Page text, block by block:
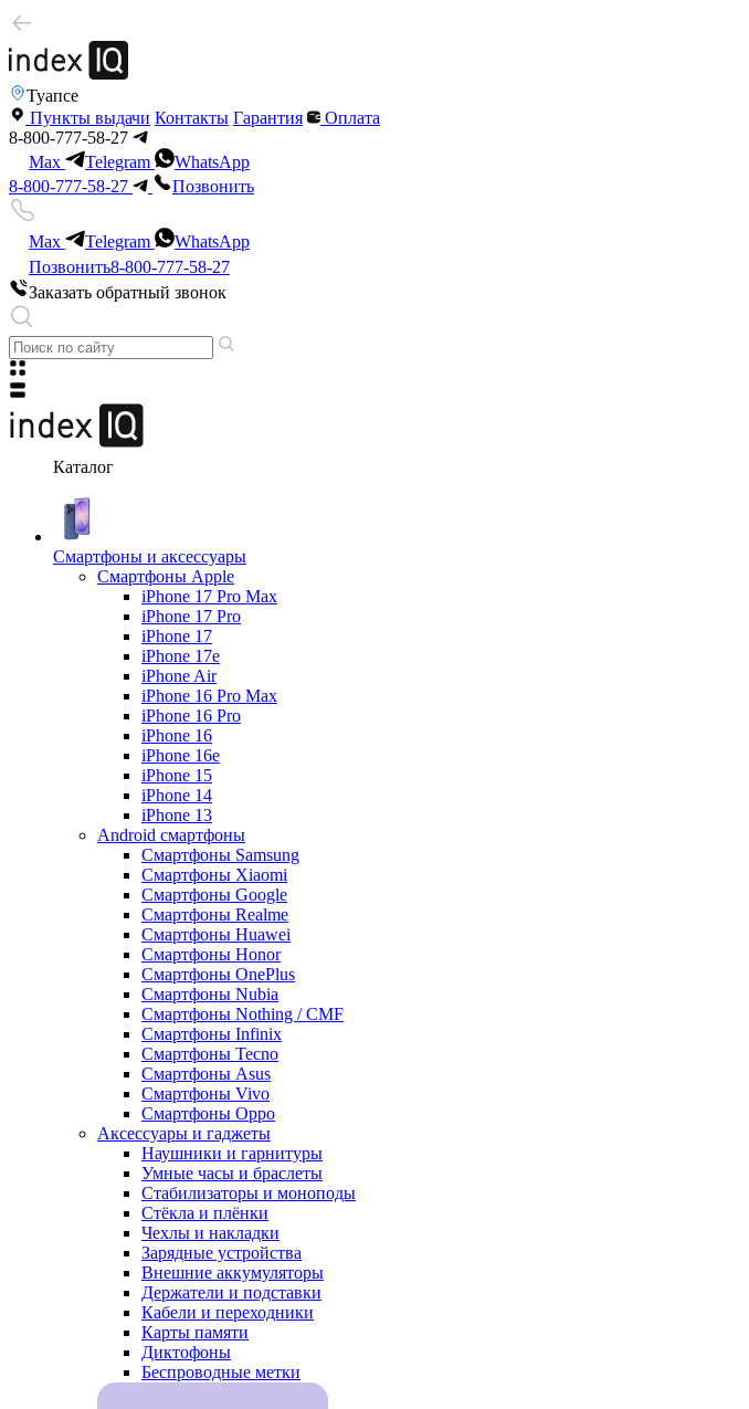
Туапсе
Пункты выдачи Контакты Гарантия
Оплата
8-800-777-58-27
Max
Telegram
WhatsApp
8-800-777-58-27
Позвонить
Max Telegram
WhatsApp
Позвонить8-800-777-58-27
Заказать обратный звонок
Каталог
Смартфоны и аксессуары
Смартфоны Apple
iPhone 17 Pro Max
iPhone 17 Pro
iPhone 17
iPhone 17e
iPhone Air
iPhone 16 Pro Max
iPhone 16 Pro
iPhone 16
iPhone 16e
iPhone 15
iPhone 14
iPhone 13
Android cмартфоны
Смартфоны Samsung
Смартфоны Xiaomi
Смартфоны Google
Смартфоны Realme
Смартфоны Huawei
Смартфоны Honor
Смартфоны OnePlus
Смартфоны Nubia
Смартфоны Nothing / CMF
Смартфоны Infinix
Смартфоны Tecno
Смартфоны Asus
Смартфоны Vivo
Смартфоны Oppo
Аксессуары и гаджеты
Наушники и гарнитуры
Умные часы и браслеты
Стабилизаторы и моноподы
Стёкла и плёнки
Чехлы и накладки
Зарядные устройства
Внешние аккумуляторы
Держатели и подставки
Кабели и переходники
Карты памяти
Диктофоны
Беспроводные метки